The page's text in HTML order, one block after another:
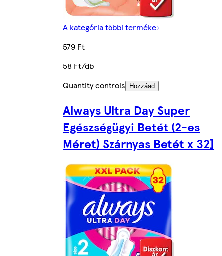
A kategória többi terméke
579 Ft
58 Ft/db
Quantity controls
Hozzáad
Always Ultra Day Super
Egészségügyi Betét (2-es
Méret) Szárnyas Betét x 32]